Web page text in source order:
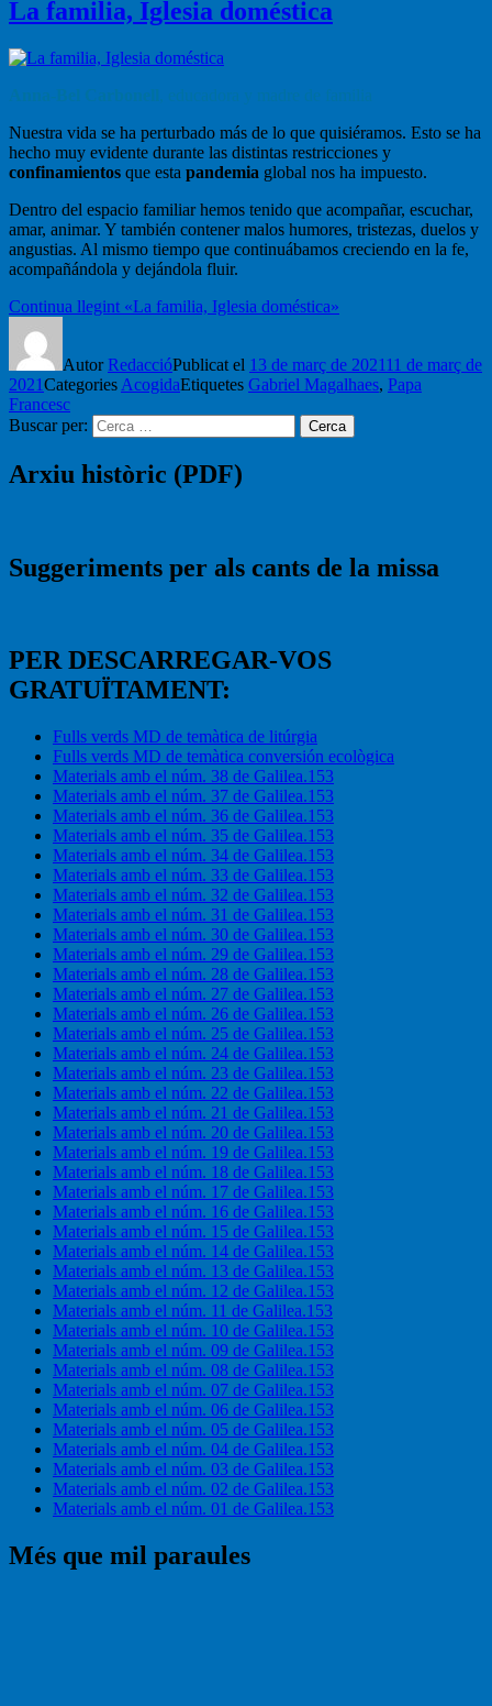
La familia, Iglesia doméstica
Nuestra vida se ha perturbado más de lo que quisiéramos. Esto se ha
hecho muy evidente durante las distintas restricciones y
confinamientos que esta pandemia global nos ha impuesto.
Dentro del espacio familiar hemos tenido que acompañar, escuchar,
amar, animar. Y también contener malos humores, tristezas, duelos y
angustias. Al mismo tiempo que continuábamos creciendo en la fe,
acompañándola y dejándola fluir.
Continua llegint «La familia, Iglesia doméstica»
AutorRedaccióPublicat el 13 de març de 202111 de març de
2021Categories AcogidaEtiquetes Gabriel Magalhaes, Papa
Francesc
Buscar per:
Cerca
Arxiu històric (PDF)
Suggeriments per als cants de la missa
PER DESCARREGAR-VOS
GRATUÏTAMENT:
Fulls verds MD de temàtica de litúrgia
Fulls verds MD de temàtica conversión ecològica
Materials amb el núm. 38 de Galilea.153
Materials amb el núm. 37 de Galilea.153
Materials amb el núm. 36 de Galilea.153
Materials amb el núm. 35 de Galilea.153
Materials amb el núm. 34 de Galilea.153
Materials amb el núm. 33 de Galilea.153
Materials amb el núm. 32 de Galilea.153
Materials amb el núm. 31 de Galilea.153
Materials amb el núm. 30 de Galilea.153
Materials amb el núm. 29 de Galilea.153
Materials amb el núm. 28 de Galilea.153
Materials amb el núm. 27 de Galilea.153
Materials amb el núm. 26 de Galilea.153
Materials amb el núm. 25 de Galilea.153
Materials amb el núm. 24 de Galilea.153
Materials amb el núm. 23 de Galilea.153
Materials amb el núm. 22 de Galilea.153
Materials amb el núm. 21 de Galilea.153
Materials amb el núm. 20 de Galilea.153
Materials amb el núm. 19 de Galilea.153
Materials amb el núm. 18 de Galilea.153
Materials amb el núm. 17 de Galilea.153
Materials amb el núm. 16 de Galilea.153
Materials amb el núm. 15 de Galilea.153
Materials amb el núm. 14 de Galilea.153
Materials amb el núm. 13 de Galilea.153
Materials amb el núm. 12 de Galilea.153
Materials amb el núm. 11 de Galilea.153
Materials amb el núm. 10 de Galilea.153
Materials amb el núm. 09 de Galilea.153
Materials amb el núm. 08 de Galilea.153
Materials amb el núm. 07 de Galilea.153
Materials amb el núm. 06 de Galilea.153
Materials amb el núm. 05 de Galilea.153
Materials amb el núm. 04 de Galilea.153
Materials amb el núm. 03 de Galilea.153
Materials amb el núm. 02 de Galilea.153
Materials amb el núm. 01 de Galilea.153
Més que mil paraules